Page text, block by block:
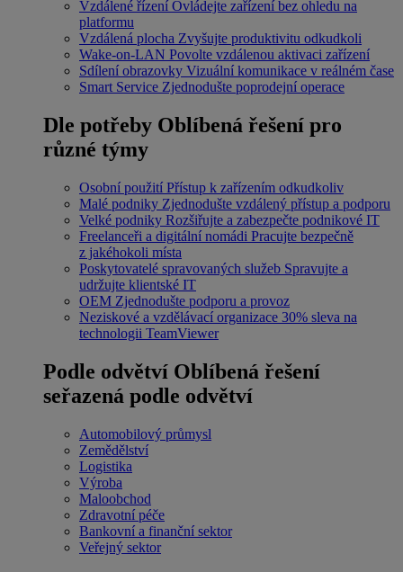
Vzdálené řízení Ovládejte zařízení bez ohledu na
platformu
Vzdálená plocha Zvyšujte produktivitu odkudkoli
Wake-on-LAN Povolte vzdálenou aktivaci zařízení
Sdílení obrazovky Vizuální komunikace v reálném čase
Smart Service Zjednodušte poprodejní operace
Dle potřeby Oblíbená řešení pro
různé týmy
Osobní použití Přístup k zařízením odkudkoliv
Malé podniky Zjednodušte vzdálený přístup a podporu
Velké podniky Rozšiřujte a zabezpečte podnikové IT
Freelanceři a digitální nomádi Pracujte bezpečně
z jakéhokoli místa
Poskytovatelé spravovaných služeb Spravujte a
udržujte klientské IT
OEM Zjednodušte podporu a provoz
Neziskové a vzdělávací organizace 30% sleva na
technologii TeamViewer
Podle odvětví Oblíbená řešení
seřazená podle odvětví
Automobilový průmysl
Zemědělství
Logistika
Výroba
Maloobchod
Zdravotní péče
Bankovní a finanční sektor
Veřejný sektor